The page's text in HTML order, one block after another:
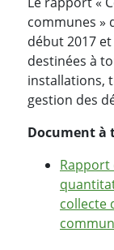
communes »
début 2017
destinées à
installations,
gestion des
Document à
Rapport
collecte